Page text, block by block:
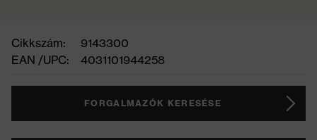
Cikkszám:
9143300
EAN /UPC:
4031101944258
FORGALMAZÓK KERESÉSE